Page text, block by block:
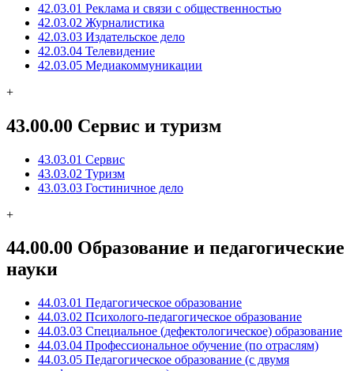
42.03.01 Реклама и связи с общественностью
42.03.02 Журналистика
42.03.03 Издательское дело
42.03.04 Телевидение
42.03.05 Медиакоммуникации
+
43.00.00 Сервис и туризм
43.03.01 Сервис
43.03.02 Туризм
43.03.03 Гостиничное дело
+
44.00.00 Образование и педагогические
науки
44.03.01 Педагогическое образование
44.03.02 Психолого-педагогическое образование
44.03.03 Специальное (дефектологическое) образование
44.03.04 Профессиональное обучение (по отраслям)
44.03.05 Педагогическое образование (с двумя